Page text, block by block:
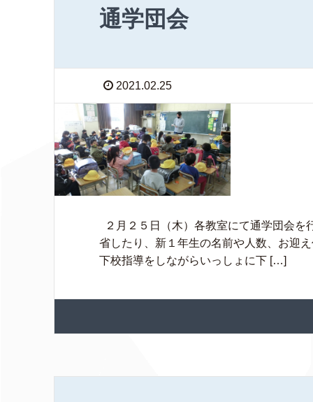
通学団会
2021.02.25
２月２５日（木）各教室にて通学団会を
省したり、新１年生の名前や人数、お迎
下校指導をしながらいっしょに下 […]